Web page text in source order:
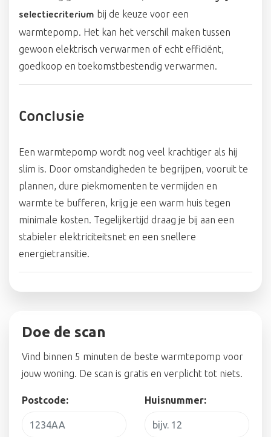
selectiecriterium bij de keuze voor een
warmtepomp. Het kan het verschil maken tussen
gewoon elektrisch verwarmen of echt efficiënt,
goedkoop en toekomstbestendig verwarmen.
Conclusie
Een warmtepomp wordt nog veel krachtiger als hij
slim is. Door omstandigheden te begrijpen, vooruit te
plannen, dure piekmomenten te vermijden en
warmte te bufferen, krijg je een warm huis tegen
minimale kosten. Tegelijkertijd draag je bij aan een
stabieler elektriciteitsnet en een snellere
energietransitie.
Doe de scan
Vind binnen 5 minuten de beste warmtepomp voor
jouw woning. De scan is gratis en verplicht tot niets.
Postcode: Huisnummer: